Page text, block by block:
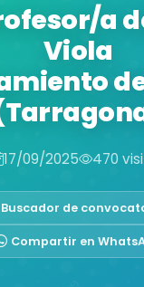
a
Viola
17/09/2025 470
Buscador de
Compartir en